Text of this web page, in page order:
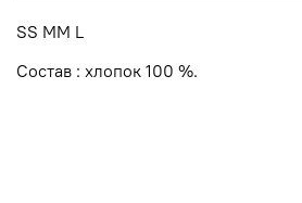
SS MM L
Состав : хлопок 100 %.